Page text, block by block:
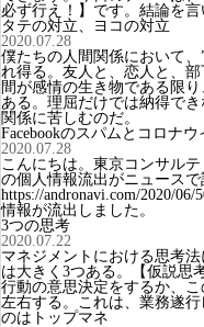
必ず行え！】です。結論を
タテの対立、ヨコの対立
2020.07.28
僕たちの人間関係において
れ得る。友人と、恋人と、
間が感情の生き物である限
ある。理屈だけでは納得で
関係に苦しむのだ。
Facebookのスパムとコロナ
2020.07.28
こんにちは。東京コンサル
の個人情報流出がニュースで
https://andronavi.com/2020/
情報が流出しました。
3つの思考
2020.07.22
マネジメントにおける思考
は大きく3つある。【仮説思
行動の意思決定をするか、
左右する。これは、業務遂
のはトップマネ